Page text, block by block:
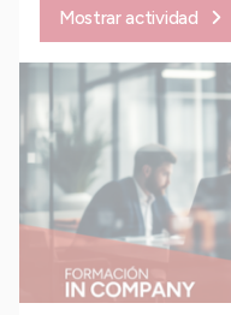
Mostrar actividad